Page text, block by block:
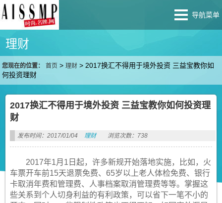
导航菜单
理财
您现在的位置： 首页 >理财 > 2017换汇不得用于境外投资 三益宝教你如
何投资理财
2017换汇不得用于境外投资 三益宝教你如何投资理
财
发布时间：2017/01/04 理财 浏览次数：738
2017年1月1日起，许多新规开始落地实施，比如，火
车票开车前15天退票免费、65岁以上老人体检免费、银行
卡取消年费和管理费、人事档案取消管理费等等。掌握这
些关系到个人切身利益的有利政策，可以省下一笔不小的